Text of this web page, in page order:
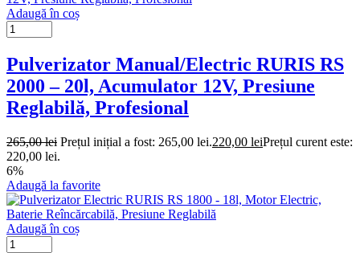
Adaugă în coș
Pulverizator Manual/Electric RURIS RS
2000 – 20l, Acumulator 12V, Presiune
Reglabilă, Profesional
265,00lei Prețul inițial a fost: 265,00 lei.220,00 leiPrețul curent este:
220,00 lei.
6%
Adaugă la favorite
Adaugă în coș